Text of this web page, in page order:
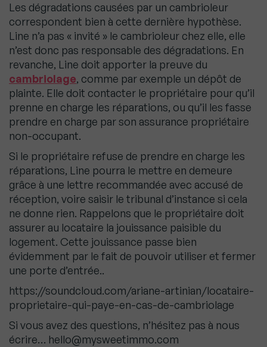
Les dégradations causées par un cambrioleur
correspondent bien à cette dernière hypothèse.
Line n’a pas « invité » le cambrioleur chez elle, elle
n’est donc pas responsable des dégradations. En
revanche, Line doit apporter la preuve du
cambriolage, comme par exemple un dépôt de
plainte. Elle doit contacter le propriétaire pour qu’il
prenne en charge les réparations, ou qu’il les fasse
prendre en charge par son assurance propriétaire
non-occupant.
Si le propriétaire refuse de prendre en charge les
réparations, Line pourra le mettre en demeure
grâce à une lettre recommandée avec accusé de
réception, voire saisir le tribunal d’instance si cela
ne donne rien. Rappelons que le propriétaire doit
assurer au locataire la jouissance paisible du
logement. Cette jouissance passe bien
évidemment par le fait de pouvoir utiliser et fermer
une porte d’entrée..
https://soundcloud.com/ariane-artinian/locataire-
proprietaire-qui-paye-en-cas-de-cambriolage
Si vous avez des questions, n’hésitez pas à nous
écrire… hello@mysweetimmo.com